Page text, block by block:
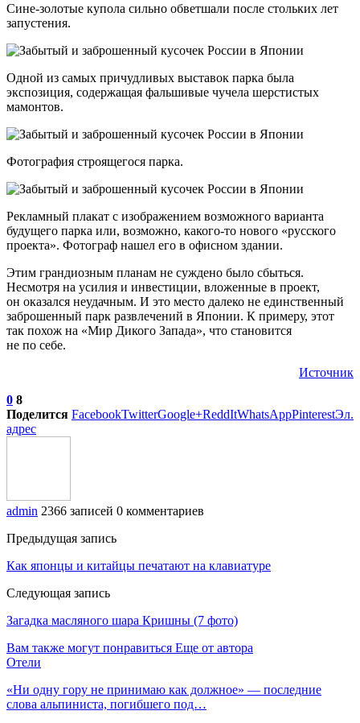
Сине-золотые купола сильно обветшали после стольких лет
запустения.
Одной из самых причудливых выставок парка была
экспозиция, содержащая фальшивые чучела шерстистых
мамонтов.
Фотография строящегося парка.
Рекламный плакат с изображением возможного варианта
будущего парка или, возможно, какого-то нового «русского
проекта». Фотограф нашел его в офисном здании.
Этим грандиозным планам не суждено было сбыться.
Несмотря на усилия и инвестиции, вложенные в проект,
он оказался неудачным. И это место далеко не единственный
заброшенный парк развлечений в Японии. К примеру, этот
так похож на «Мир Дикого Запада», что становится
не по себе.
Источник
0 8
Поделится FacebookTwitterGoogle+ReddItWhatsAppPinterestЭл.
адрес
admin 2366 записей 0 комментариев
Предыдущая запись
Как японцы и китайцы печатают на клавиатуре
Следующая запись
Загадка масляного шара Кришны (7 фото)
Вам также могут понравиться Еще от автора
Отели
«Ни одну гору не принимаю как должное» — последние
слова альпиниста, погибшего под…